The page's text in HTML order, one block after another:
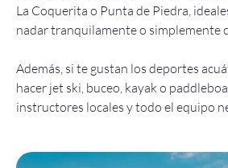
La Coquerita o Punta de Piedra,
nadar tranquilamente o simplemente
Además, si te gustan los deportes
hacer jet ski, buceo, kayak o
instructores locales y todo el equipo